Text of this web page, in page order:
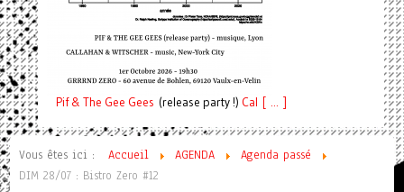
Pif& The Gee Gees (release party !) Cal [ ... ]
Vous êtes ici : Accueil AGENDA
Agenda passé
DIM 28/07 : Bistro Zero #12